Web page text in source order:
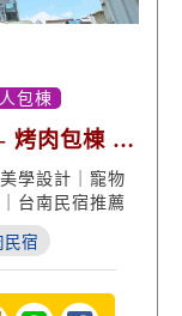
包棟
烤肉包棟 大
學設計｜寵物
台南民宿推薦
民宿